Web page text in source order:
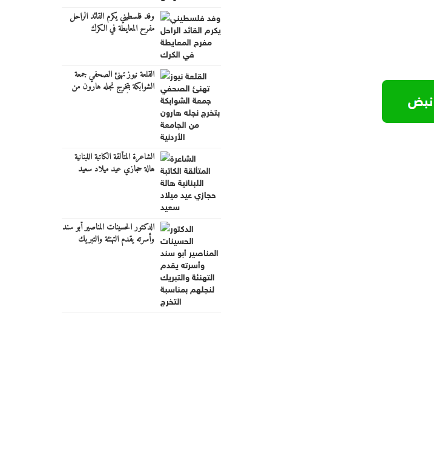
وفد فلسطيني يكرم القائد الراحل
مفرح المعايطة في الكرك
القلعة نيوز تهنئ الصحفي جمعة
الشوابكة بتخرج نجله هارون من
الشاعرة المتألقة الكاتبة اللبنانية
هالة حجازي عيد ميلاد سعيد
الدكتور الحسينات المناصير أبو سند
وأسرته يقدم التهنئة والتبريك